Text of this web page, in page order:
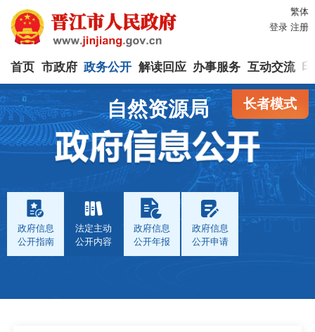
繁体
登录 注册
首页 市政府 政务公开 解读回应 办事服务 互动交流
长者模式
自然资源局
政府信息
公开指南
法定主动
公开内容
政府信息
公开年报
政府信息
公开申请